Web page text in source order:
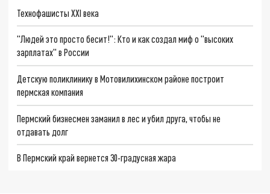
Технофашисты XXI века
"Людей это просто бесит!": Кто и как создал миф о "высоких
зарплатах" в России
Детскую поликлинику в Мотовилихинском районе построит
пермская компания
Пермский бизнесмен заманил в лес и убил друга, чтобы не
отдавать долг
В Пермский край вернется 30-градусная жара